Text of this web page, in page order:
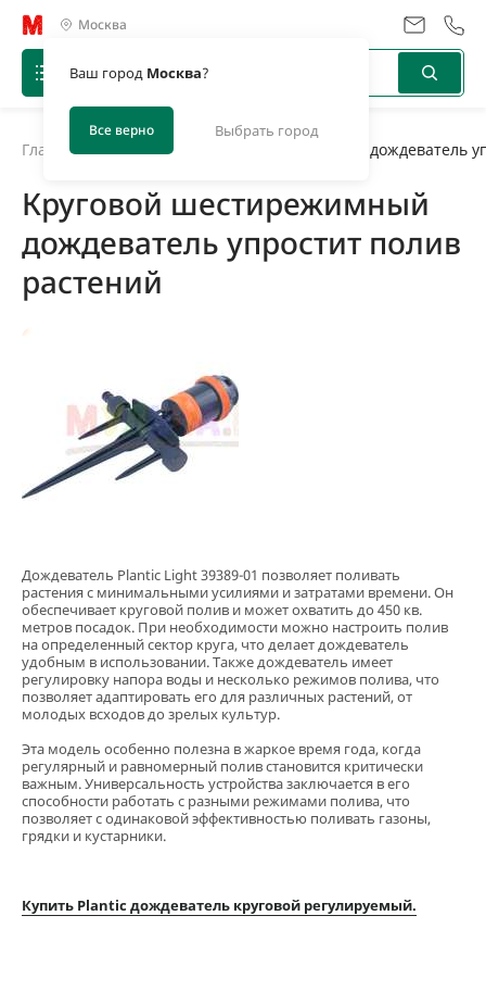
Москва
Ваш город Москва?
Все верно Выбрать город
Главная Круговой шестирежимный дождеватель
Круговой шестирежимный
дождеватель упростит полив
растений
Дождеватель Plantic Light 39389-01 позволяет поливать
растения с минимальными усилиями и затратами времени. Он
обеспечивает круговой полив и может охватить до 450 кв.
метров посадок. При необходимости можно настроить полив
на определенный сектор круга, что делает дождеватель
удобным в использовании. Также дождеватель имеет
регулировку напора воды и несколько режимов полива, что
позволяет адаптировать его для различных растений, от
молодых всходов до зрелых культур.
Эта модель особенно полезна в жаркое время года, когда
регулярный и равномерный полив становится критически
важным. Универсальность устройства заключается в его
способности работать с разными режимами полива, что
позволяет с одинаковой эффективностью поливать газоны,
грядки и кустарники.
Купить Plantic дождеватель круговой регулируемый.